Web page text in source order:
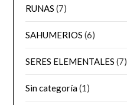
RUNAS (7)
SAHUMERIOS (6)
SERES ELEMENTALES (7)
Sin categoría(1)